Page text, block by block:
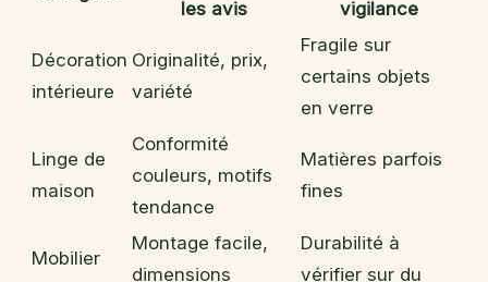
les avis
vigilance
Décoration
intérieure
Originalité, prix,
variété
Fragile sur
certains objets
en verre
Linge de
maison
Conformité
couleurs, motifs
tendance
Matières parfois
fines
Mobilier
Montage facile,
dimensions
Durabilité à
vérifier sur du